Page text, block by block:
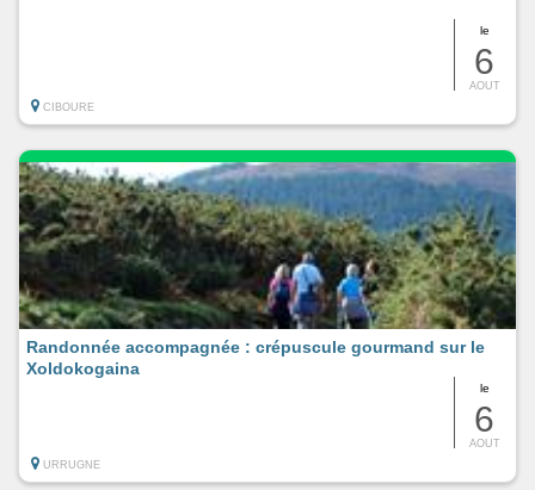
le
6
AOUT
CIBOURE
le
6
AOUT
Randonnée accompagnée : crépuscule gourmand sur le
Xoldokogaina
URRUGNE